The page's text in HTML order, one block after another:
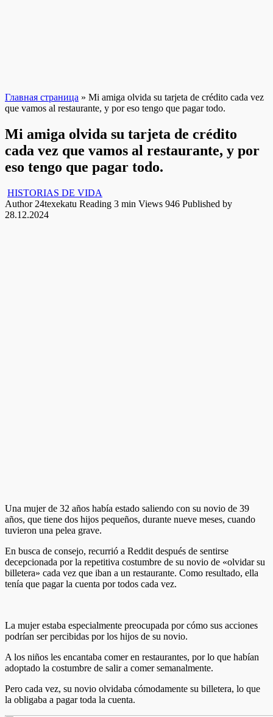
Главная страница » Mi amiga olvida su tarjeta de crédito cada vez
que vamos al restaurante, y por eso tengo que pagar todo.
Mi amiga olvida su tarjeta de crédito
cada vez que vamos al restaurante, y por
eso tengo que pagar todo.
HISTORIAS DE VIDA
Author 24texekatu Reading 3 min Views 946 Published by
28.12.2024
Una mujer de 32 años había estado saliendo con su novio de 39
años, que tiene dos hijos pequeños, durante nueve meses, cuando
tuvieron una pelea grave.
En busca de consejo, recurrió a Reddit después de sentirse
decepcionada por la repetitiva costumbre de su novio de «olvidar su
billetera» cada vez que iban a un restaurante. Como resultado, ella
tenía que pagar la cuenta por todos cada vez.
La mujer estaba especialmente preocupada por cómo sus acciones
podrían ser percibidas por los hijos de su novio.
A los niños les encantaba comer en restaurantes, por lo que habían
adoptado la costumbre de salir a comer semanalmente.
Pero cada vez, su novio olvidaba cómodamente su billetera, lo que
la obligaba a pagar toda la cuenta.